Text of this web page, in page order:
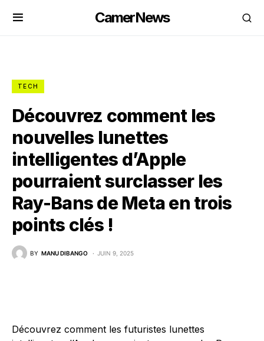
CamerNews
TECH
Découvrez comment les
nouvelles lunettes
intelligentes d’Apple
pourraient surclasser les
Ray-Bans de Meta en trois
points clés !
BY MANU DIBANGO JUIN 9, 2025
Découvrez comment les futuristes lunettes